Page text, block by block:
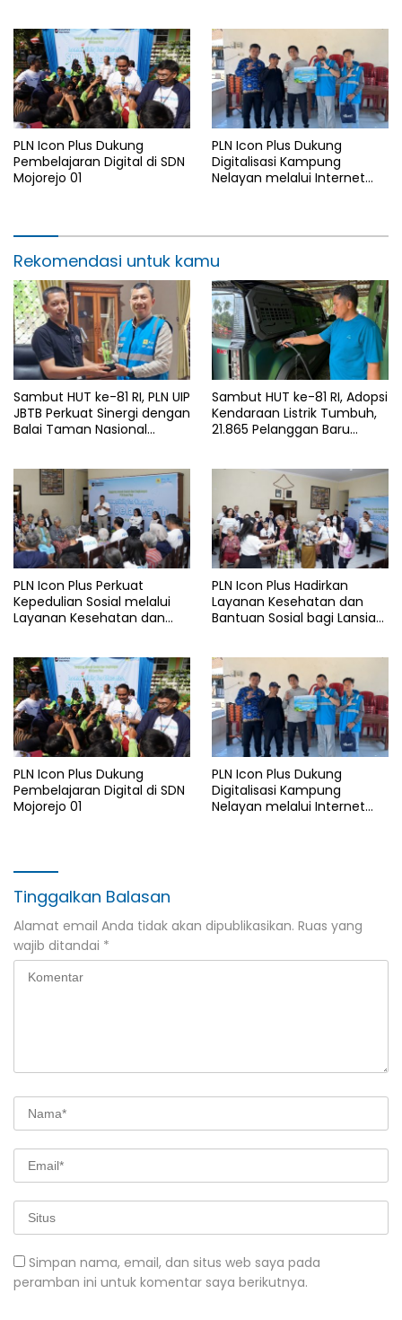
PLN Icon Plus Dukung
Pembelajaran Digital di SDN
Mojorejo 01
PLN Icon Plus Dukung
Digitalisasi Kampung
Nelayan melalui Internet
Rekomendasi untuk kamu
Sambut HUT ke-81 RI, PLN UIP
JBTB Perkuat Sinergi dengan
Balai Taman Nasional
kV Paiton–
Watudodol/Kalipuro
Sambut HUT ke-81 RI, Adopsi
Kendaraan Listrik Tumbuh,
21.865 Pelanggan Baru
PLN Icon Plus Perkuat
Kepedulian Sosial melalui
Layanan Kesehatan dan
PLN Icon Plus Hadirkan
Layanan Kesehatan dan
Bantuan Sosial bagi Lansia
PLN Icon Plus Dukung
Pembelajaran Digital di SDN
Mojorejo 01
PLN Icon Plus Dukung
Digitalisasi Kampung
Nelayan melalui Internet
Tinggalkan Balasan
Alamat email Anda tidak akan dipublikasikan. Ruas yang
wajib ditandai *
Simpan nama, email, dan situs web saya pada
peramban ini untuk komentar saya berikutnya.